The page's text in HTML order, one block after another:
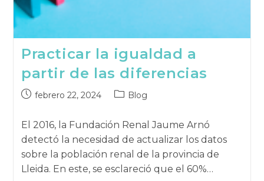
Practicar la igualdad a
partir de las diferencias
Publicación
febrero 22, 2024
Categoría
publicación:
Blog
El 2016, la Fundación Renal Jaume Arnó
detectó la necesidad de actualizar los datos
sobre la población renal de la provincia de
Lleida. En este, se esclareció que el 60%…